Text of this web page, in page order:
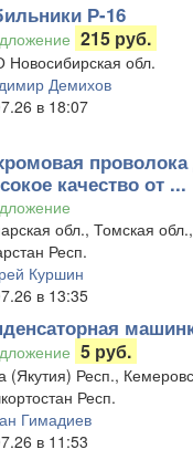
Р-16
215 руб.
обл.
Демихов
в 18:07
проволока
качество от ...
обл., Томская
Респ.
Куршин
в 13:35
5 руб.
(Якутия) Респ.,
Респ.
Гимадиев
в 11:53